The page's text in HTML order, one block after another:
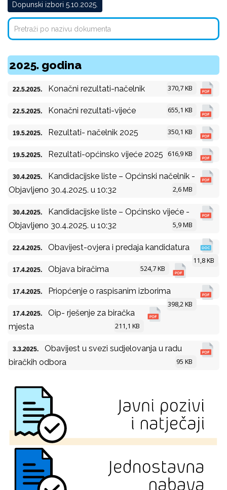
Dopunski izbori 5.10.2025.
2025. godina
22.5.2025. Konačni rezultati-načelnik 370,7 KB
22.5.2025. Konačni rezultati-vijeće 655,1 KB
19.5.2025. Rezultati- načelnik 2025 350,1 KB
19.5.2025. Rezultati-općinsko vijeće 2025 616,9 KB
30.4.2025.
Kandidacijske liste – Općinski načelnik -
Objavljeno 30.4.2025. u 10:32
2,6 MB
30.4.2025.
Kandidacijske liste – Općinsko vijeće -
Objavljeno 30.4.2025. u 10:32
5,9 MB
22.4.2025. Obavijest-ovjera i predaja kandidatura
11,8 KB
17.4.2025. Objava biračima 524,7 KB
17.4.2025. Priopćenje o raspisanim izborima
398,2 KB
17.4.2025.
Oip- rješenje za biračka
mjesta
211,1 KB
3.3.2025.
Obavijest u svezi sudjelovanja u radu
biračkih odbora
95 KB